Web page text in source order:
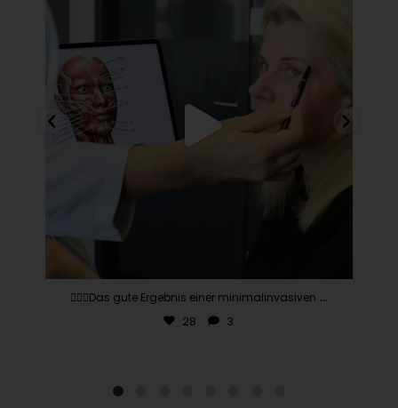
👨🏽‍⚕️Das gute Ergebnis einer minimalinvasiven ...
28 3